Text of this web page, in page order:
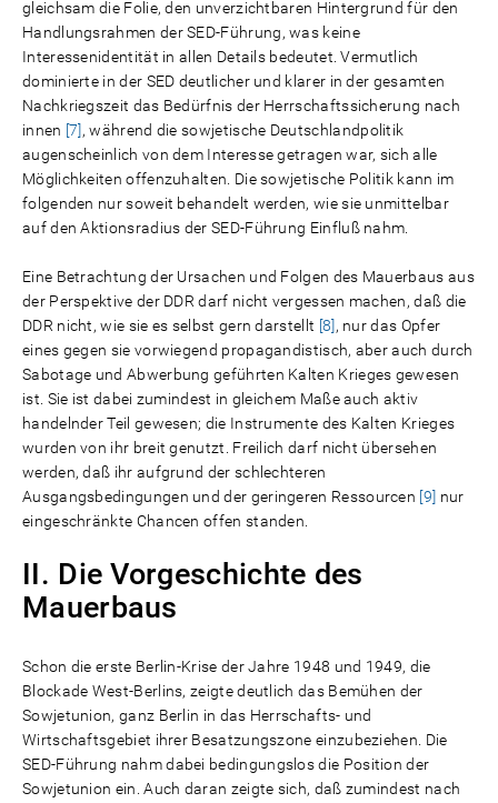
gleichsam die Folie, den unverzichtbaren Hintergrund für den
Handlungsrahmen der SED-Führung, was keine
Interessenidentität in allen Details bedeutet. Vermutlich
dominierte in der SED deutlicher und klarer in der gesamten
Nachkriegszeit das Bedürfnis der Herrschaftssicherung nach
innen [7], während die sowjetische Deutschlandpolitik
augenscheinlich von dem Interesse getragen war, sich alle
Möglichkeiten offenzuhalten. Die sowjetische Politik kann im
folgenden nur soweit behandelt werden, wie sie unmittelbar
auf den Aktionsradius der SED-Führung Einfluß nahm.
Eine Betrachtung der Ursachen und Folgen des Mauerbaus aus
der Perspektive der DDR darf nicht vergessen machen, daß die
DDR nicht, wie sie es selbst gern darstellt [8], nur das Opfer
eines gegen sie vorwiegend propagandistisch, aber auch durch
Sabotage und Abwerbung geführten Kalten Krieges gewesen
ist. Sie ist dabei zumindest in gleichem Maße auch aktiv
handelnder Teil gewesen; die Instrumente des Kalten Krieges
wurden von ihr breit genutzt. Freilich darf nicht übersehen
werden, daß ihr aufgrund der schlechteren
Ausgangsbedingungen und der geringeren Ressourcen [9] nur
eingeschränkte Chancen offen standen.
II. Die Vorgeschichte des
Mauerbaus
Schon die erste Berlin-Krise der Jahre 1948 und 1949, die
Blockade West-Berlins, zeigte deutlich das Bemühen der
Sowjetunion, ganz Berlin in das Herrschafts- und
Wirtschaftsgebiet ihrer Besatzungszone einzubeziehen. Die
SED-Führung nahm dabei bedingungslos die Position der
Sowjetunion ein. Auch daran zeigte sich, daß zumindest nach